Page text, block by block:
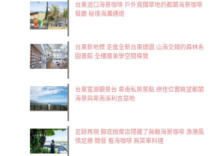
台東涯口海景咖啡 戶外寬闊草地的都蘭海景咖啡
餐廳 秘境海灘通道
​台東新地標 走進全新台東總圖 山海交錯的森林系
圖書館 全樓層美學空間導覽
台東富源觀景台 卑南私房景點 絕佳位置眺望都蘭
海景與卑南溪利吉惡地
足跡再現 腳底按摩店隱藏了無敵海景咖啡 漁港風
情足療 簡餐 看海咖啡 無菜單料理